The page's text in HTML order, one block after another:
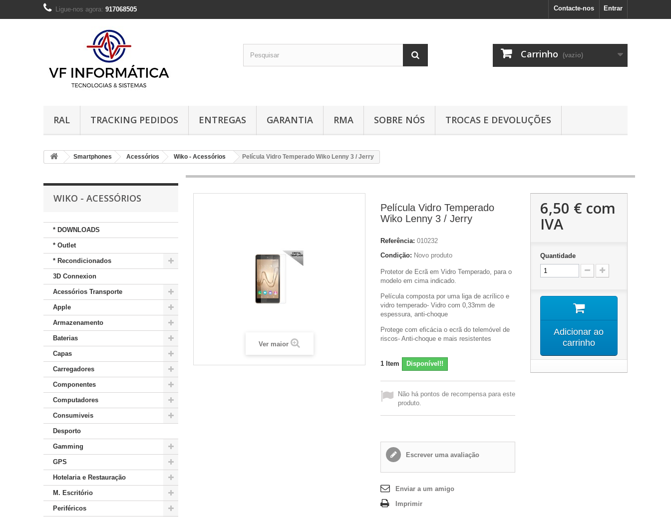
Entrar
Contacte-nos
Ligue-nos agora: 917068505
Carrinho (vazio)
RAL TRACKING PEDIDOS ENTREGAS GARANTIA RMA SOBRE NÓS TROCAS E DEVOLUÇÕES
Smartphones Acessórios Wiko - Acessórios Película Vidro Temperado Wiko Lenny 3 / Jerry
WIKO - ACESSÓRIOS
* DOWNLOADS
* Outlet
* Recondicionados
3D Connexion
Acessórios Transporte
Apple
Armazenamento
Baterias
Capas
Carregadores
Componentes
Computadores
Consumiveis
Desporto
Gamming
GPS
Hotelaria e Restauração
M. Escritório
Periféricos
Ver maior
Película Vidro Temperado
Wiko Lenny 3 / Jerry
Referência: 010232
Condição: Novo produto
Protetor de Ecrã em Vidro Temperado, para o
modelo em cima indicado.
Película composta por uma liga de acrílico e
vidro temperado- Vidro com 0,33mm de
espessura, anti-choque
Protege com eficácia o ecrã do telemóvel de
riscos- Anti-choque e mais resistentes
1 Item Disponível!!
Não há pontos de recompensa para este
produto.
Escrever uma avaliação
Enviar a um amigo
Imprimir
6,50 € com
IVA
Quantidade
Adicionar ao
carrinho